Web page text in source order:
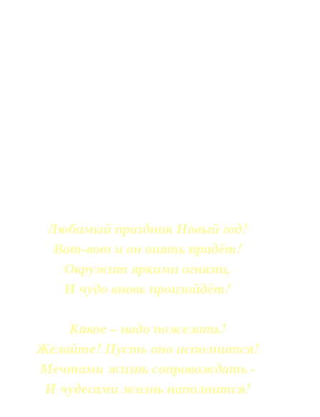
Любимый праздник Новый год!
Вот-вот и он опять придёт!
Окружит яркими огнями,
И чудо вновь произойдёт!
Какое – надо пожелать!
Желайте! Пусть оно исполнится!
Мечтами жизнь сопровождать -
И чудесами жизнь наполнится!